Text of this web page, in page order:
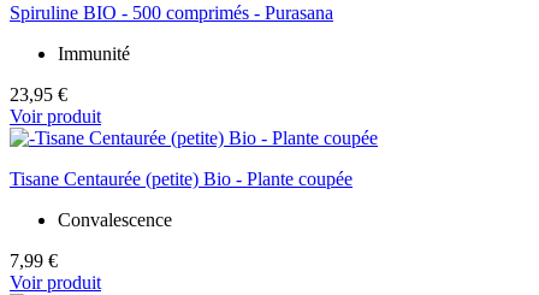
Spiruline BIO - 500 comprimés - Purasana
Immunité
23,95 €
Voir produit
Tisane Centaurée (petite) Bio - Plante coupée
Convalescence
7,99 €
Voir produit